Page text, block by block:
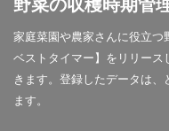
家庭菜園や農家さんに役立
ベストタイマー】をリリース
きます。登録したデータは
ます。